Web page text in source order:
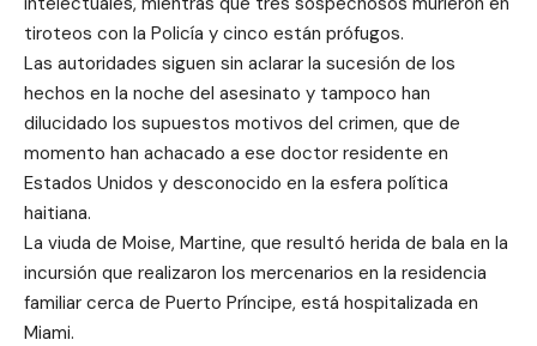
tiroteos con la Policía y cinco están prófugos.
Las autoridades siguen sin aclarar la sucesión de los
hechos en la noche del asesinato y tampoco han
dilucidado los supuestos motivos del crimen, que de
momento han achacado a ese doctor residente en
Estados Unidos y desconocido en la esfera política
haitiana.
La viuda de Moise, Martine, que resultó herida de bala en la
incursión que realizaron los mercenarios en la residencia
familiar cerca de Puerto Príncipe, está hospitalizada en
Miami.